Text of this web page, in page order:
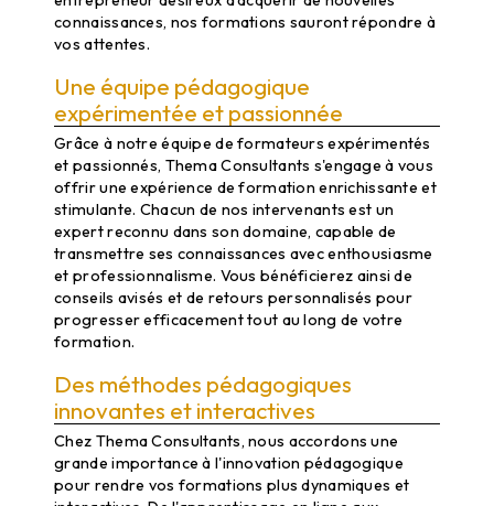
connaissances, nos formations sauront répondre à
vos attentes.
Une équipe pédagogique
expérimentée et passionnée
Grâce à notre équipe de formateurs expérimentés
et passionnés, Thema Consultants s'engage à vous
offrir une expérience de formation enrichissante et
stimulante. Chacun de nos intervenants est un
expert reconnu dans son domaine, capable de
transmettre ses connaissances avec enthousiasme
et professionnalisme. Vous bénéficierez ainsi de
conseils avisés et de retours personnalisés pour
progresser efficacement tout au long de votre
formation.
Des méthodes pédagogiques
innovantes et interactives
Chez Thema Consultants, nous accordons une
grande importance à l'innovation pédagogique
pour rendre vos formations plus dynamiques et